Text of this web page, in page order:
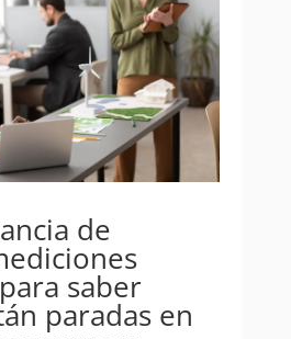
de
saber
paradas en